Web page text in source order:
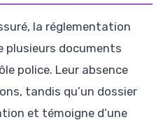
la réglementation
plusieurs documents
police. Leur absence
tandis qu’un dossier
et témoigne d’une